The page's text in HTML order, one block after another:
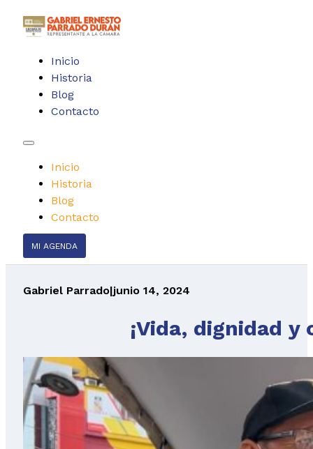
Inicio
Historia
Blog
Contacto
Inicio
Historia
Blog
Contacto
MI AGENDA
Gabriel Parrado|junio 14, 2024
¡Vida, dignidad